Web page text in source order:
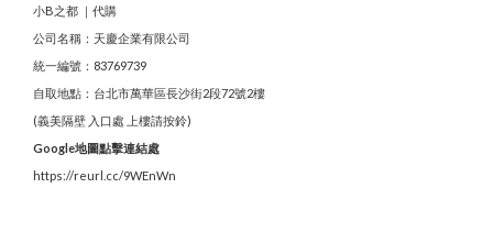
小B之都 ｜代購
公司名稱：天慶企業有限公司
統一編號：83769739
自取地點：台北市萬華區長沙街2段72號2樓
(義美隔壁 入口處 上樓請按鈴)
Google地圖點擊連結處
https://reurl.cc/9WEnWn